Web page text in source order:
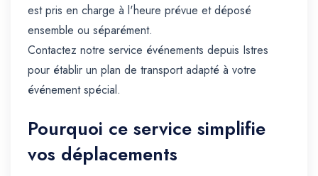
est pris en charge à l'heure prévue et déposé
ensemble ou séparément.
Contactez notre service événements depuis Istres
pour établir un plan de transport adapté à votre
événement spécial.
Pourquoi ce service simplifie
vos déplacements